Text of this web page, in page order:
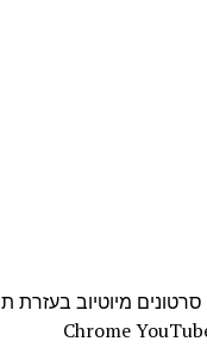
מיוטיוב בעזרת
Chrome